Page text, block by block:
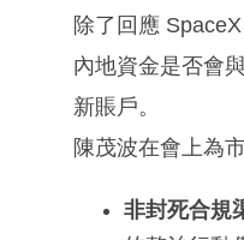
除了回應
內地資金是否會
新賬戶。
陳茂波在會上為
非封死合規